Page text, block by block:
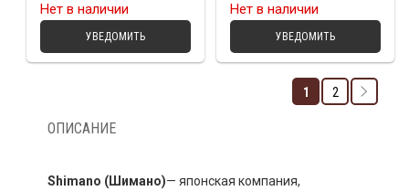
Нет в наличии
УВЕДОМИТЬ
Нет в наличии
УВЕДОМИТЬ
1 2
ОПИСАНИЕ
Shimano (Шимано)— японская компания,